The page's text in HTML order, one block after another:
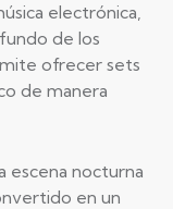
electrónica,
de los
ofrecer sets
de manera
escena nocturna
en un